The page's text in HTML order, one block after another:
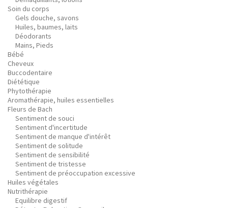
Soin du corps
Gels douche, savons
Huiles, baumes, laits
Déodorants
Mains, Pieds
Bébé
Cheveux
Buccodentaire
Diététique
Phytothérapie
Aromathérapie, huiles essentielles
Fleurs de Bach
Sentiment de souci
Sentiment d'incertitude
Sentiment de manque d'intérêt
Sentiment de solitude
Sentiment de sensibilité
Sentiment de tristesse
Sentiment de préoccupation excessive
Huiles végétales
Nutrithérapie
Equilibre digestif